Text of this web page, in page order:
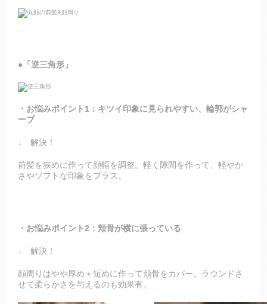
●「逆三角形」
・お悩みポイント1：キツイ印象に見られやすい、輪郭がシャ
ープ
↓ 解決！
前髪を狭めに作って顔幅を調整。軽く隙間を作って、軽やか
さやソフトな印象をプラス。
・お悩みポイント2：頬骨が横に張っている
↓ 解決！
顔周りはやや厚め＋短めに作って頬骨をカバー。ラウンドさ
せて柔らかさを与えるのも効果有。